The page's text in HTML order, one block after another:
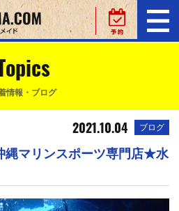
情報・ブログ
2021.10.04 ブログ
縄マリンスポーツ専門店★水